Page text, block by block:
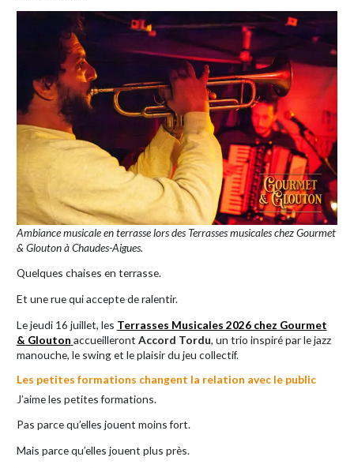
Ambiance musicale en terrasse lors des Terrasses musicales chez Gourmet
& Glouton à Chaudes-Aigues.
Quelques chaises en terrasse.
Et une rue qui accepte de ralentir.
Le jeudi 16 juillet, les Terrasses Musicales 2026 chez Gourmet
& Glouton accueilleront Accord Tordu, un trio inspiré par le jazz
manouche, le swing et le plaisir du jeu collectif.
Les petites formations changent la relation avec le public
J’aime les petites formations.
Pas parce qu’elles jouent moins fort.
Mais parce qu’elles jouent plus près.